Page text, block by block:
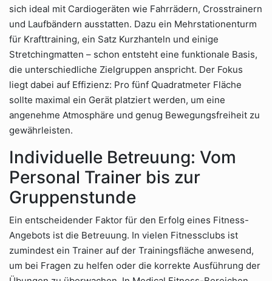
sich ideal mit Cardiogeräten wie Fahrrädern, Crosstrainern
und Laufbändern ausstatten. Dazu ein Mehrstationenturm
für Krafttraining, ein Satz Kurzhanteln und einige
Stretchingmatten – schon entsteht eine funktionale Basis,
die unterschiedliche Zielgruppen anspricht. Der Fokus
liegt dabei auf Effizienz: Pro fünf Quadratmeter Fläche
sollte maximal ein Gerät platziert werden, um eine
angenehme Atmosphäre und genug Bewegungsfreiheit zu
gewährleisten.
Individuelle Betreuung: Vom
Personal Trainer bis zur
Gruppenstunde
Ein entscheidender Faktor für den Erfolg eines Fitness-
Angebots ist die Betreuung. In vielen Fitnessclubs ist
zumindest ein Trainer auf der Trainingsfläche anwesend,
um bei Fragen zu helfen oder die korrekte Ausführung der